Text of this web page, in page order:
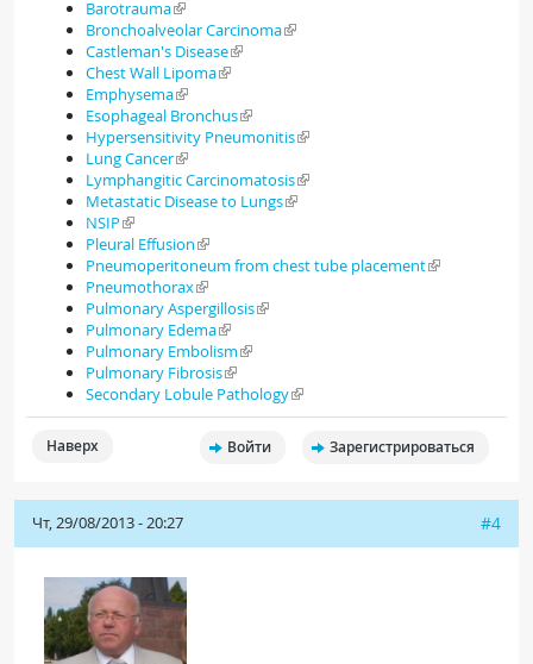
Barotrauma
Bronchoalveolar Carcinoma
Castleman's Disease
Chest Wall Lipoma
Emphysema
Esophageal Bronchus
Hypersensitivity Pneumonitis
Lung Cancer
Lymphangitic Carcinomatosis
Metastatic Disease to Lungs
NSIP
Pleural Effusion
Pneumoperitoneum from chest tube placement
Pneumothorax
Pulmonary Aspergillosis
Pulmonary Edema
Pulmonary Embolism
Pulmonary Fibrosis
Secondary Lobule Pathology
Наверх Войти Зарегистрироваться
Чт, 29/08/2013 - 20:27 #4